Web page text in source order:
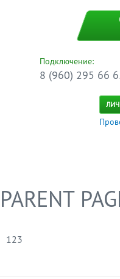
Подключение:
8 (960) 295 66
PARENT
123